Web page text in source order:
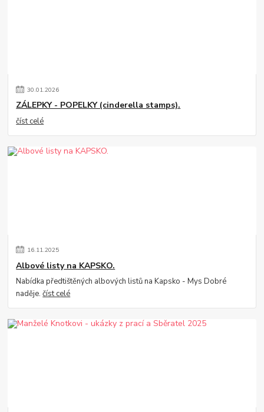
30.01.2026
ZÁLEPKY - POPELKY (cinderella stamps).
číst celé
16.11.2025
Albové listy na KAPSKO.
Nabídka předtištěných albových listů na Kapsko - Mys Dobré
naděje.číst celé